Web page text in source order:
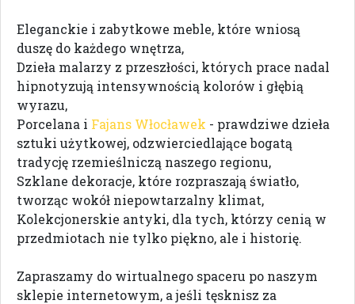
Eleganckie i zabytkowe meble, które wniosą
duszę do każdego wnętrza,
Dzieła malarzy z przeszłości, których prace nadal
hipnotyzują intensywnością kolorów i głębią
wyrazu,
Porcelana i Fajans Włocławek - prawdziwe dzieła
sztuki użytkowej, odzwierciedlające bogatą
tradycję rzemieślniczą naszego regionu,
Szklane dekoracje, które rozpraszają światło,
tworząc wokół niepowtarzalny klimat,
Kolekcjonerskie antyki, dla tych, którzy cenią w
przedmiotach nie tylko piękno, ale i historię.
Zapraszamy do wirtualnego spaceru po naszym
sklepie internetowym, a jeśli tęsknisz za